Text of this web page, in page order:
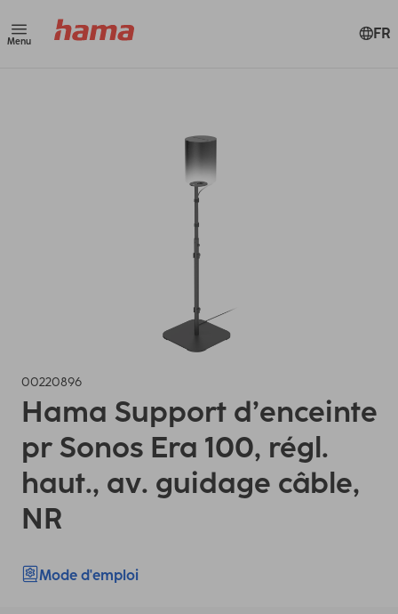
Menu FR
00220896
Hama Support d’enceinte
pr Sonos Era 100, régl.
haut., av. guidage câble,
NR
Mode d'emploi